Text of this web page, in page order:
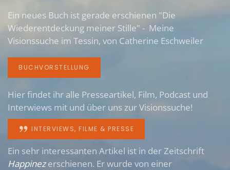
Ein neues Buch ist gerade erschienen "Die
Wiederentdeckung meiner Stille" - Meine
Visionssuche im Tessin, von Catherine Eschweiler
BUCHVORSTELLUNG
Hier findet ihr alle Presseartikel, Film, Podcast und
Interwiews mit und über uns zur Visionssuche!
INTERVIEWS, FILME & PRESSE
Ein sehr interessanten Artikel ist in der Zeitschrift
Happinezerschienen. Er wurde von einer